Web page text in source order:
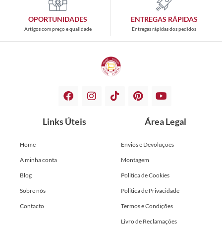
OPORTUNIDADES
Artigos com preço e qualidade
ENTREGAS RÁPIDAS
Entregas rápidas dos pedidos
Links Úteis
Home
A minha conta
Blog
Sobre nós
Contacto
Área Legal
Envios e Devoluções
Montagem
Politica de Cookies
Politica de Privacidade
Termos e Condições
Livro de Reclamações